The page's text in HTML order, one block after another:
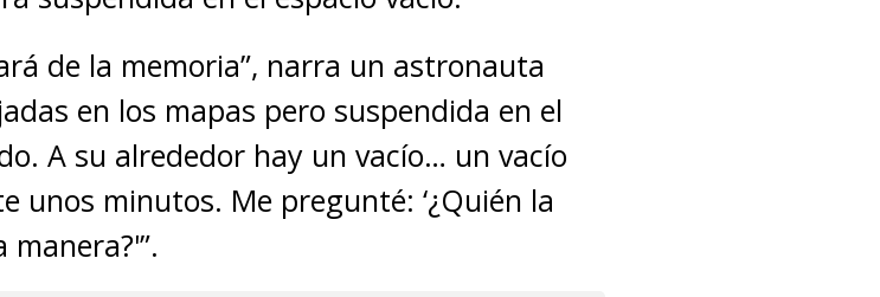
de la memoria”, narra un astronauta
en los mapas pero suspendida en el
A su alrededor hay un vacío… un vacío
minutos. Me pregunté: ‘¿Quién la